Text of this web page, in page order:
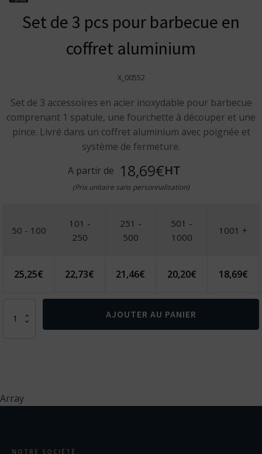
Set de 3 pcs pour barbecue en
coffret aluminium
X_00552
Set de 3 accessoires en acier inoxydable pour barbecue
comprenant 1 spatule, une fourchette à découper et une
pince. Livré dans un coffret aluminium avec poignée et
système de fermeture.
A partir de 18,69€HT
(Prix unitaire sans personnalisation)
50 - 100
101 -
250
251 -
500
501 -
1000
1001 +
25,25€ 22,73€ 21,46€ 20,20€ 18,69€
en
coffret
AJOUTER AU PANIER
Array
NOTRE SOCIÉTÉ